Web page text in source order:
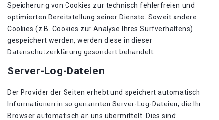
Speicherung von Cookies zur technisch fehlerfreien und
optimierten Bereitstellung seiner Dienste. Soweit andere
Cookies (z.B. Cookies zur Analyse Ihres Surfverhaltens)
gespeichert werden, werden diese in dieser
Datenschutzerklärung gesondert behandelt.
Server-Log-Dateien
Der Provider der Seiten erhebt und speichert automatisch
Informationen in so genannten Server-Log-Dateien, die Ihr
Browser automatisch an uns übermittelt. Dies sind: